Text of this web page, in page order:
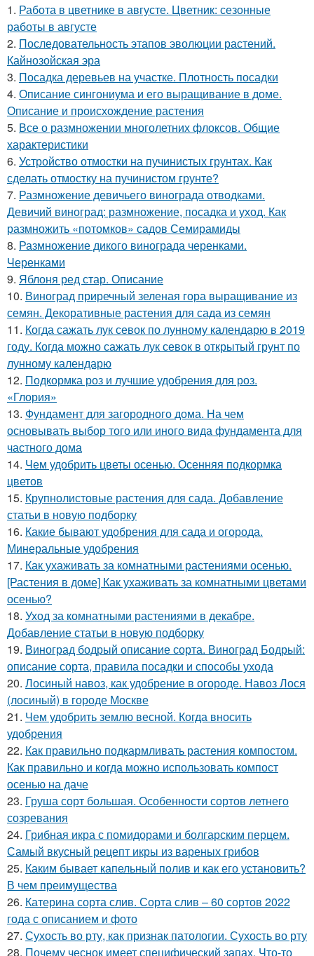
1. Работа в цветнике в августе. Цветник: сезонные
работы в августе
2. Последовательность этапов эволюции растений.
Кайнозойская эра
3. Посадка деревьев на участке. Плотность посадки
4. Описание сингониума и его выращивание в доме.
Описание и происхождение растения
5. Все о размножении многолетних флоксов. Общие
характеристики
6. Устройство отмостки на пучинистых грунтах. Как
сделать отмостку на пучинистом грунте?
7. Размножение девичьего винограда отводками.
Девичий виноград: размножение, посадка и уход. Как
размножить «потомков» садов Семирамиды
8. Размножение дикого винограда черенками.
Черенками
9. Яблоня ред стар. Описание
10. Виноград приречный зеленая гора выращивание из
семян. Декоративные растения для сада из семян
11. Когда сажать лук севок по лунному календарю в 2019
году. Когда можно сажать лук севок в открытый грунт по
лунному календарю
12. Подкормка роз и лучшие удобрения для роз.
«Глория»
13. Фундамент для загородного дома. На чем
основывать выбор того или иного вида фундамента для
частного дома
14. Чем удобрить цветы осенью. Осенняя подкормка
цветов
15. Крупнолистовые растения для сада. Добавление
статьи в новую подборку
16. Какие бывают удобрения для сада и огорода.
Минеральные удобрения
17. Как ухаживать за комнатными растениями осенью.
[Растения в доме] Как ухаживать за комнатными цветами
осенью?
18. Уход за комнатными растениями в декабре.
Добавление статьи в новую подборку
19. Виноград бодрый описание сорта. Виноград Бодрый:
описание сорта, правила посадки и способы ухода
20. Лосиный навоз, как удобрение в огороде. Навоз Лося
(лосиный) в городе Москве
21. Чем удобрить землю весной. Когда вносить
удобрения
22. Как правильно подкармливать растения компостом.
Как правильно и когда можно использовать компост
осенью на даче
23. Груша сорт большая. Особенности сортов летнего
созревания
24. Грибная икра с помидорами и болгарским перцем.
Самый вкусный рецепт икры из вареных грибов
25. Каким бывает капельный полив и как его установить?
В чем преимущества
26. Катерина сорта слив. Сорта слив – 60 сортов 2022
года с описанием и фото
27. Сухость во рту, как признак патологии. Сухость во рту
28. Почему чеснок имеет специфический запах. Что-то